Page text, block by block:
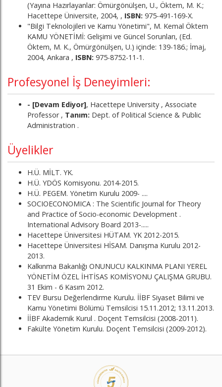
(Yayına Hazırlayanlar: Ömürgönülşen, U., Öktem, M. K.;
Hacettepe Üniversite, 2004, , ISBN: 975-491-169-X.
"Bilgi Teknolojileri ve Kamu Yönetimi", M. Kemal Öktem
KAMU YÖNETİMİ: Gelişimi ve Güncel Sorunları, (Ed.
Öktem, M. K., Ömürgönülşen, U.) içinde: 139-186.; İmaj,
2004, Ankara , ISBN: 975-8752-11-1.
Profesyonel İş Deneyimleri:
- [Devam Ediyor], Hacettepe University , Associate
Professor , Tanım: Dept. of Political Science & Public
Administration .
Üyelikler
H.Ü. MİLT. YK.
H.Ü. YDÖS Komisyonu. 2014-2015.
H.Ü. PEGEM. Yönetim Kurulu 2009- ....
SOCIOECONOMICA : The Scientific Journal for Theory
and Practice of Socio-economic Development .
International Advisory Board 2013-.....
Hacettepe Üniversitesi HÜTAM. YK 2012-2015.
Hacettepe Üniversitesi HİSAM. Danışma Kurulu 2012-
2013.
Kalkınma Bakanlığı ONUNUCU KALKINMA PLANI YEREL
YÖNETİM ÖZEL İHTİSAS KOMİSYONU ÇALIŞMA GRUBU.
31 Ekim - 6 Kasım 2012.
TEV Bursu Değerlendirme Kurulu. İİBF Siyaset Bilimi ve
Kamu Yönetimi Bölümü Temsilcisi 15.11.2012; 13.11.2013.
İİBF Akademik Kurul . Doçent Temsilcisi (2008-2011).
Fakülte Yönetim Kurulu. Doçent Temsilcisi (2009-2012).